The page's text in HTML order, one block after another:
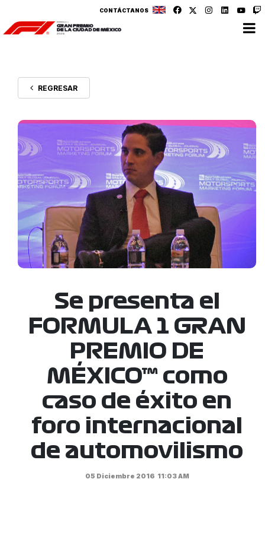
CONTÁCTANOS
REGRESAR
Se presenta el
FORMULA 1 GRAN
PREMIO DE
MÉXICO™ como
caso de éxito en
foro internacional
de automovilismo
05 Diciembre 2016 11:03 AM